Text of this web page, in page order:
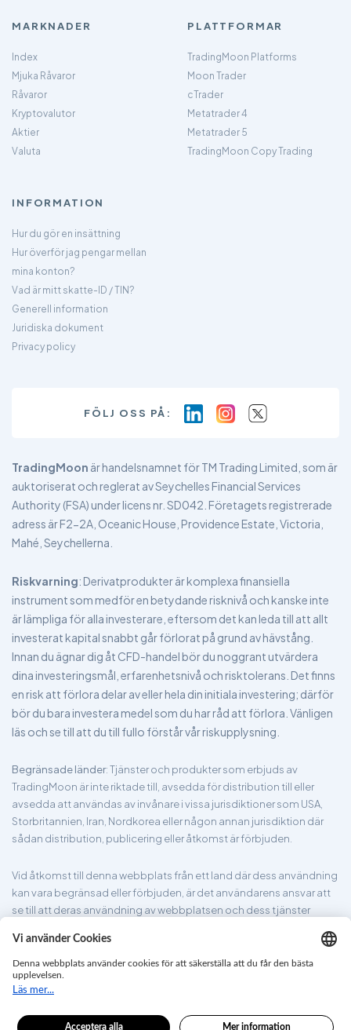
MARKNADER
Index
Mjuka Råvaror
Råvaror
Kryptovalutor
Aktier
Valuta
PLATTFORMAR
TradingMoon Platforms
Moon Trader
cTrader
Metatrader 4
Metatrader 5
TradingMoon Copy Trading
INFORMATION
Hur du gör en insättning
Hur överför jag pengar mellan
mina konton?
Vad är mitt skatte-ID / TIN?
Generell information
Juridiska dokument
Privacy policy
FÖLJ OSS PÅ:
TradingMoon är handelsnamnet för TM Trading Limited, som är
auktoriserat och reglerat av Seychelles Financial Services
Authority (FSA) under licens nr. SD042. Företagets registrerade
adress är F2-2A, Oceanic House, Providence Estate, Victoria,
Mahé, Seychellerna.
Riskvarning: Derivatprodukter är komplexa finansiella
instrument som medför en betydande risknivå och kanske inte
är lämpliga för alla investerare, eftersom det kan leda till att allt
investerat kapital snabbt går förlorat på grund av hävstång.
Innan du ägnar dig åt CFD-handel bör du noggrant utvärdera
dina investeringsmål, erfarenhetsnivå och risktolerans. Det finns
en risk att förlora delar av eller hela din initiala investering; därför
bör du bara investera medel som du har råd att förlora. Vänligen
läs och se till att du till fullo förstår vår riskupplysning.
Begränsade länder: Tjänster och produkter som erbjuds av
TradingMoon är inte riktade till, avsedda för distribution till eller
avsedda att användas av invånare i vissa jurisdiktioner som USA,
Storbritannien, Iran, Nordkorea eller någon annan jurisdiktion där
sådan distribution, publicering eller åtkomst är förbjuden.
Vid åtkomst till denna webbplats från ett land där dess användning
kan vara begränsad eller förbjuden, är det användarens ansvar att
se till att deras användning av webbplatsen och dess tjänster
garanterar inte att informationen på dess webbplats är lämplig för
alla jurisdiktioner.